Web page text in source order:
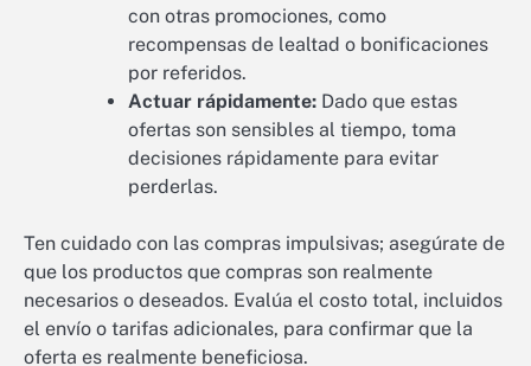
con otras promociones, como
recompensas de lealtad o bonificaciones
por referidos.
Actuar rápidamente: Dado que estas
ofertas son sensibles al tiempo, toma
decisiones rápidamente para evitar
perderlas.
Ten cuidado con las compras impulsivas; asegúrate de
que los productos que compras son realmente
necesarios o deseados. Evalúa el costo total, incluidos
el envío o tarifas adicionales, para confirmar que la
oferta es realmente beneficiosa.